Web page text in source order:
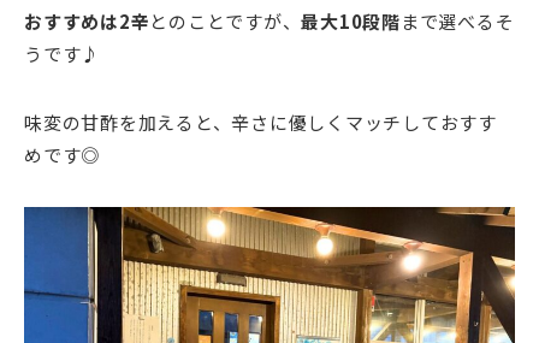
おすすめは2辛とのことですが、最大10段階まで選べるそ
うです♪
味変の甘酢を加えると、辛さに優しくマッチしておすす
めです◎